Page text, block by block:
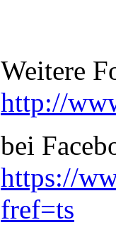
Weitere
http://
bei
https://
fref=ts